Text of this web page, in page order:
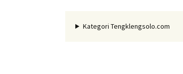
Kategori Tengklengsolo.com